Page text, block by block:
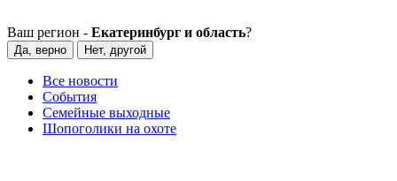
Ваш регион - Екатеринбург и область?
Да, верно Нет, другой
Все новости
События
Семейные выходные
Шопоголики на охоте